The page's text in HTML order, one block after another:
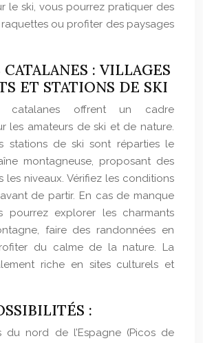
le ski, vous pourrez pratiquer des
ou profiter des paysages
CATALANES : VILLAGES
ET STATIONS DE SKI
catalanes offrent un cadre
les amateurs de ski et de nature.
stations de ski sont réparties le
montagneuse, proposant des
les niveaux. Vérifiez les conditions
avant de partir. En cas de manque
pourrez explorer les charmants
faire des randonnées en
du calme de la nature. La
riche en sites culturels et
:
du nord de l’Espagne (Picos de